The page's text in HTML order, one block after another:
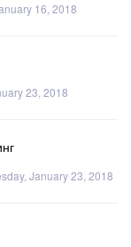
16, 2018
23, 2018
January 23, 2018